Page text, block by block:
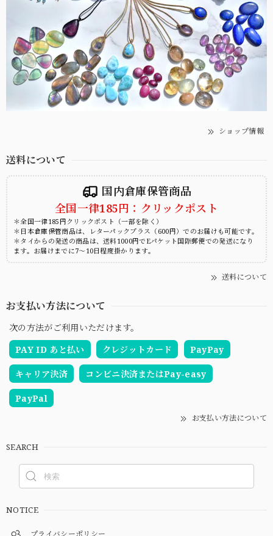
ショップ情報
送料について
国内倉庫保管商品
全国一律185円：クリックポスト
＊全国一律185円クリックポスト（一部を除く）
＊日本倉庫保管商品は、レターパックプラス（600円）でのお届けも可能です。
＊タイからの発送の商品は、送料1000円でEパケット国際郵便での発送になり
ます。お届けまでに7～10日程度掛かります。
送料について
お支払い方法について
次の方法がご利用いただけます。
PAY ID あと払い
クレジットカード PayPay
キャリア決済 コンビニ決済またはPay-easy
PayPal
お支払い方法について
SEARCH
NOTICE